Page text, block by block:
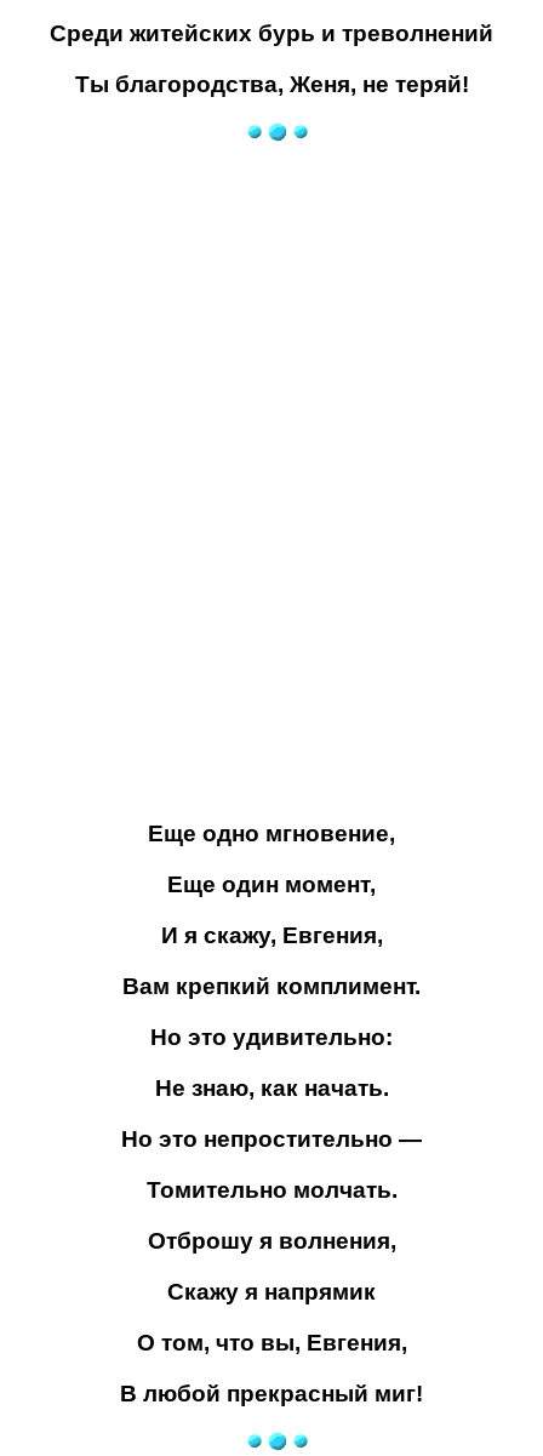
Среди житейских бурь и треволнений
Ты благородства, Женя, не теряй!
Еще одно мгновение,
Еще один момент,
И я скажу, Евгения,
Вам крепкий комплимент.
Но это удивительно:
Не знаю, как начать.
Но это непростительно —
Томительно молчать.
Отброшу я волнения,
Скажу я напрямик
О том, что вы, Евгения,
В любой прекрасный миг!